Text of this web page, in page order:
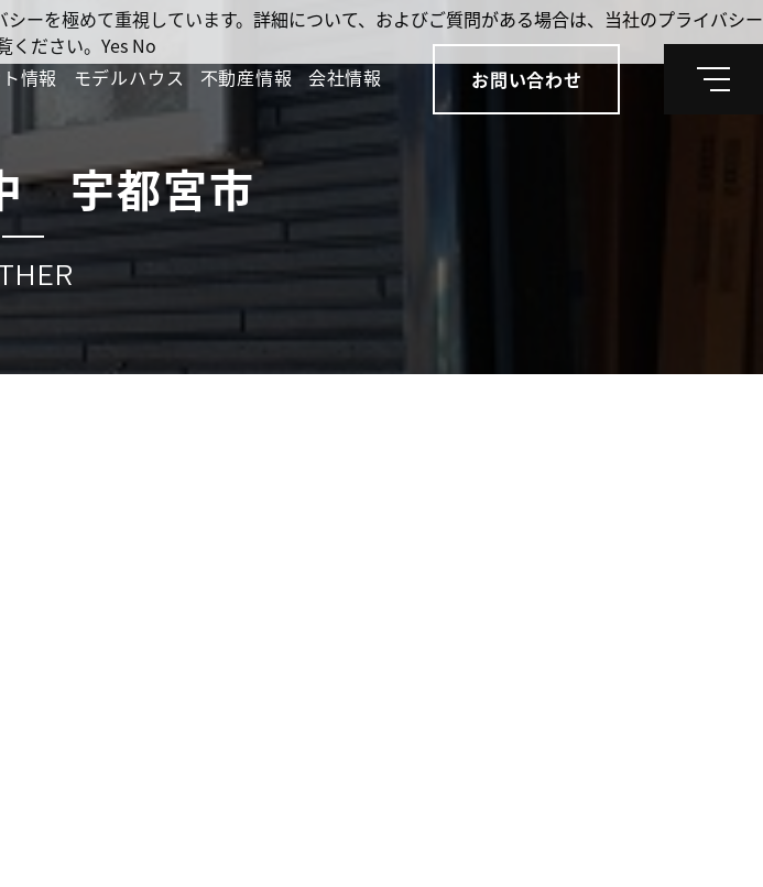
情報 モデルハウス 不動産情報 会社情報 お問い合わせ
メ
宇都宮市
ーを極めて重視しています。詳細について、およびご質問がある場合は、当社のプライバシー
ください。 Yes No